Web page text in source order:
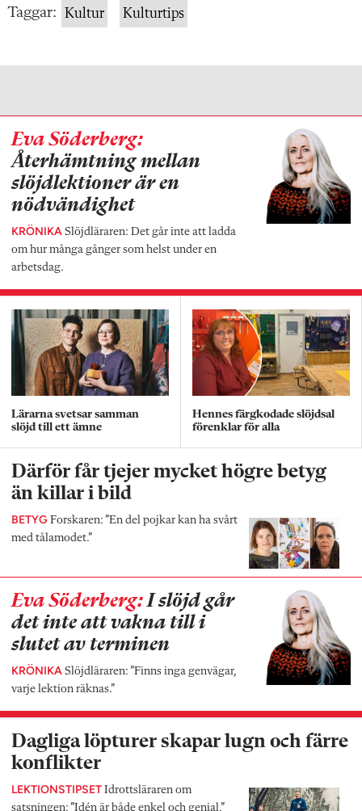
Taggar: Kultur Kulturtips
Eva Söderberg:
Återhämtning mellan
slöjdlektioner är en
nödvändighet
KRÖNIKA Slöjdläraren: Det går inte att ladda
om hur många gånger som helst under en
arbetsdag.
Lärarna svetsar samman
slöjd till ett ämne
Hennes färgkodade slöjdsal
förenklar för alla
Därför får tjejer mycket högre betyg
än killar i bild
BETYG Forskaren: ”En del pojkar kan ha svårt
med tålamodet.”
Eva Söderberg:I slöjd går
det inte att vakna till i
slutet av terminen
KRÖNIKA Slöjdläraren: ”Finns inga genvägar,
varje lektion räknas.”
Dagliga löpturer skapar lugn och färre
konflikter
LEKTIONSTIPSET Idrottsläraren om
satsningen: ”Idén är både enkel och genial.”